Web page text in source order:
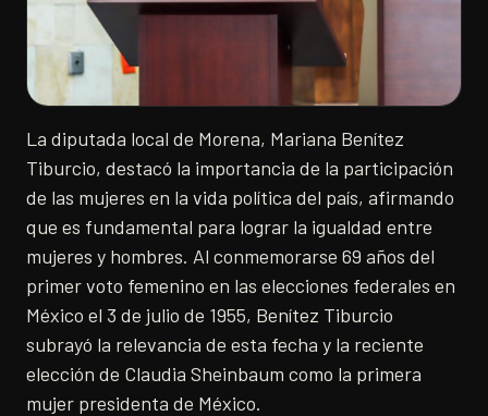
La diputada local de Morena, Mariana Benítez
Tiburcio, destacó la importancia de la participación
de las mujeres en la vida política del país, afirmando
que es fundamental para lograr la igualdad entre
mujeres y hombres. Al conmemorarse 69 años del
primer voto femenino en las elecciones federales en
México el 3 de julio de 1955, Benítez Tiburcio
subrayó la relevancia de esta fecha y la reciente
elección de Claudia Sheinbaum como la primera
mujer presidenta de México.